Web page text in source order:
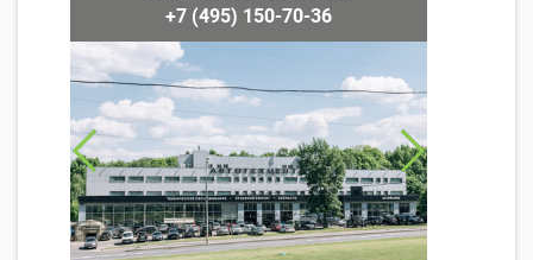
+7 (495) 150-70-36